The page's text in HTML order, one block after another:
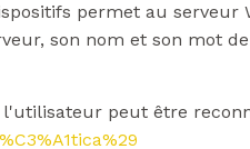
permet au serveur
son nom et son mot
peut être